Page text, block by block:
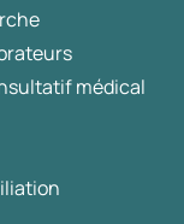
médical